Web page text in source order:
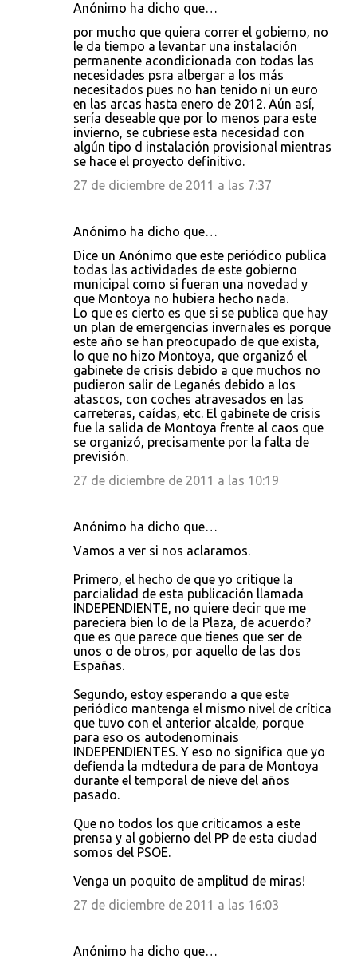
Anónimo ha dicho que…
por mucho que quiera correr el gobierno, no
le da tiempo a levantar una instalación
permanente acondicionada con todas las
necesidades psra albergar a los más
necesitados pues no han tenido ni un euro
en las arcas hasta enero de 2012. Aún así,
sería deseable que por lo menos para este
invierno, se cubriese esta necesidad con
algún tipo d instalación provisional mientras
se hace el proyecto definitivo.
27 de diciembre de 2011 a las 7:37
Anónimo ha dicho que…
Dice un Anónimo que este periódico publica
todas las actividades de este gobierno
municipal como si fueran una novedad y
que Montoya no hubiera hecho nada.
Lo que es cierto es que si se publica que hay
un plan de emergencias invernales es porque
este año se han preocupado de que exista,
lo que no hizo Montoya, que organizó el
gabinete de crisis debido a que muchos no
pudieron salir de Leganés debido a los
atascos, con coches atravesados en las
carreteras, caídas, etc. El gabinete de crisis
fue la salida de Montoya frente al caos que
se organizó, precisamente por la falta de
previsión.
27 de diciembre de 2011 a las 10:19
Anónimo ha dicho que…
Vamos a ver si nos aclaramos.
Primero, el hecho de que yo critique la
parcialidad de esta publicación llamada
INDEPENDIENTE, no quiere decir que me
pareciera bien lo de la Plaza, de acuerdo?
que es que parece que tienes que ser de
unos o de otros, por aquello de las dos
Españas.
Segundo, estoy esperando a que este
periódico mantenga el mismo nivel de crítica
que tuvo con el anterior alcalde, porque
para eso os autodenominais
INDEPENDIENTES. Y eso no significa que yo
defienda la mdtedura de para de Montoya
durante el temporal de nieve del años
pasado.
Que no todos los que criticamos a este
prensa y al gobierno del PP de esta ciudad
somos del PSOE.
Venga un poquito de amplitud de miras!
27 de diciembre de 2011 a las 16:03
Anónimo ha dicho que…